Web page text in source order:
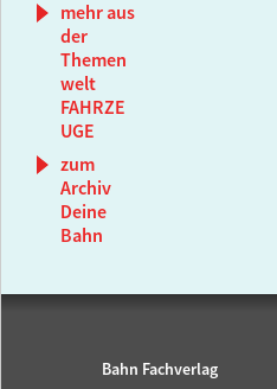
mehr aus
der
Themen
welt
FAHRZE
UGE
zum
Archiv
Deine
Bahn
Bahn Fachverlag